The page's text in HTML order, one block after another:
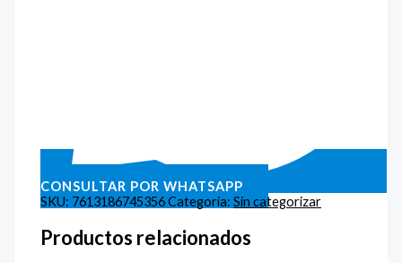
CONSULTAR POR WHATSAPP
SKU: 7613186745356Categoría:Sin categorizar
Productos relacionados